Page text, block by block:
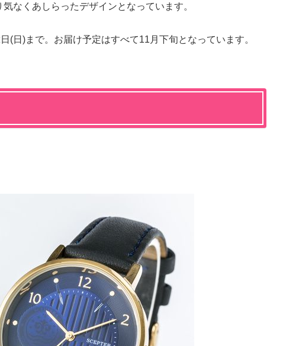
なくあしらったデザインとなっています。
(日)まで。お届け予定はすべて11月下旬となっています。